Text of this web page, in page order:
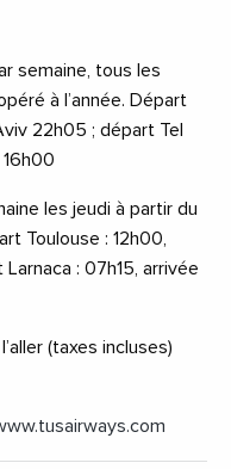
semaine, tous les
à l’année. Départ
22h05 ; départ Tel
les jeudi à partir du
Toulouse : 12h00,
: 07h15, arrivée
(taxes incluses)